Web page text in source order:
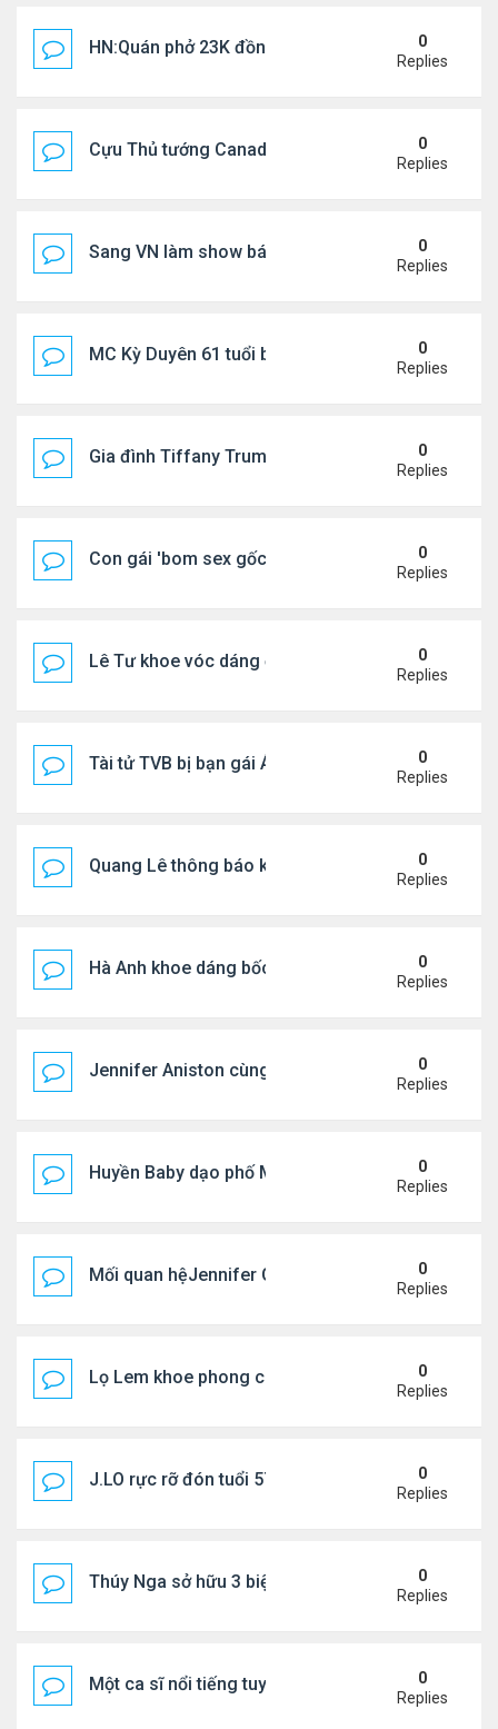
HN:Quán phở 23K đồng một bát, 7 năm không
0
Replies
Cựu Thủ tướng Canada thoa kem chống nắng
0
Replies
Sang VN làm show bán vé giá "trên trời"
0
Replies
MC Kỳ Duyên 61 tuổi bị soi nhan sắc khi 0
Replies
Gia đình Tiffany Trump đi nghỉ ở Spain
0
Replies
Con gái 'bom sex gốc Việt' đón tuổi 18
0
Replies
Lê Tư khoe vóc dáng ở châu Âu
0
Replies
Tài tử TVB bị bạn gái Á hậu phản bội giờ ra sao?
0
Replies
Quang Lê thông báo khẩn cấp
0
Replies
Hà Anh khoe dáng bốc lửa của ở Maldives
0
Replies
Jennifer Aniston cùng bạn trai nghỉ dưỡng trên du
0
Replies
Huyền Baby dạo phố Mỹ
0
Replies
Mối quan hệJennifer Garner và mẹ chồng cũ
0
Replies
Lọ Lem khoe phong cách ở New York
0
Replies
J.LO rực rỡ đón tuổi 57 trên đất Âu
0
Replies
Thúy Nga sở hữu 3 biệt thự triệu USD ở Mỹ
0
Replies
Một ca sĩ nổi tiếng tuyên bố không thu tiền tác
0
Replies